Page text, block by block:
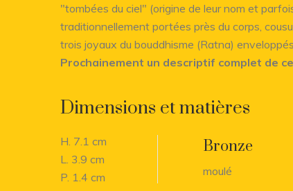
"tombées du ciel" (origine de leur nom et
traditionnellement portées près du corps,
trois joyaux du bouddhisme (Ratna)
Prochainement un descriptif complet de
Dimensions et matières
H. 7.1 cm
L. 3.9 cm
P. 1.4 cm
Bronze
moulé